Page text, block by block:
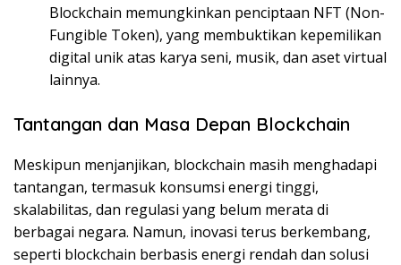
Blockchain memungkinkan penciptaan NFT (Non-
Fungible Token), yang membuktikan kepemilikan
digital unik atas karya seni, musik, dan aset virtual
lainnya.
Tantangan dan Masa Depan Blockchain
Meskipun menjanjikan, blockchain masih menghadapi
tantangan, termasuk konsumsi energi tinggi,
skalabilitas, dan regulasi yang belum merata di
berbagai negara. Namun, inovasi terus berkembang,
seperti blockchain berbasis energi rendah dan solusi